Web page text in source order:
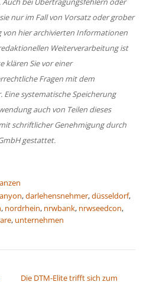
nur im Fall von Vorsatz oder grober
von hier archivierten Informationen
Weiterverarbeitung ist
klären Sie vor einer
Fragen mit dem
Eine systematische Speicherung
auch von Teilen dieses
schriftlicher Genehmigung durch
gestattet.
,darlehensnehmer,düsseldorf,
, nordrhein, nrwbank, nrwseedcon,
, unternehmen
Die DTM-Elite trifft sich zum